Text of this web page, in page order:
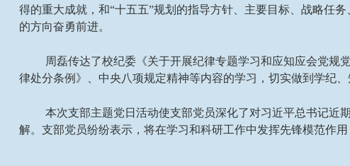
得的重大成就，和“十五五”规划的指导方针、主要目标、战略任
的方向奋勇前进。
周磊传达了校纪委《关于开展纪律专题学习和应知应会党规
律处分条例》、中央八项规定精神等内容的学习，切实做到学纪、
本次支部主题党日活动使支部党员深化了对习近平总书记近
解。支部党员纷纷表示，将在学习和科研工作中发挥先锋模范作